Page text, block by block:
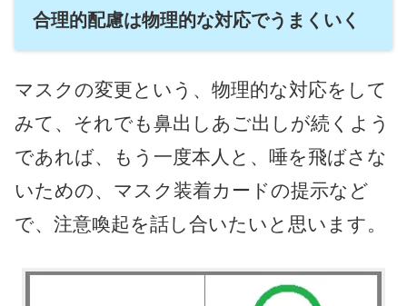
合理的配慮は物理的な対応でうまくいく
マスクの変更という、物理的な対応をして
みて、それでも鼻出しあご出しが続くよう
であれば、もう一度本人と、唾を飛ばさな
いための、マスク装着カードの提示など
で、注意喚起を話し合いたいと思います。